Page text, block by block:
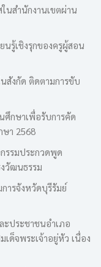
นสำนักงานเขตผ่าน
นรู้เชิงรุกของครูผู้สอน
นสังกัด ติดตามการขับ
ศึกษาเพื่อรับการคัด
ษา 2568
รรมประกวดพูด
วัฒนธรรม
ารจังหวัดบุรีรัมย์
ะประชาชนอำเภอ
ด็จพระเจ้าอยู่หัว เนื่อง